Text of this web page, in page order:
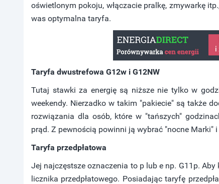
oświetlonym pokoju, włączacie pralkę, zmywarkę
was optymalna taryfa.
Taryfa dwustrefowa G12w i G12NW
Tutaj stawki za energię są niższe nie tylko w
weekendy. Nierzadko w takim "pakiecie" są także
rozwiązania dla osób, które w "tańszych"
prąd. Z pewnością powinni ją wybrać "nocne Marki"
Taryfa przedpłatowa
Jej najczęstsze oznaczenia to p lub e np. G11p.
licznika przedpłatowego. Posiadając taryfę